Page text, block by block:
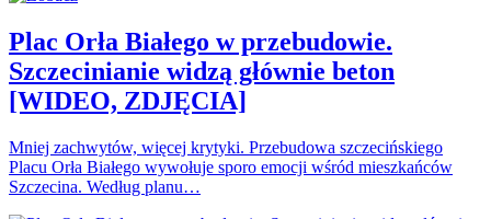
Plac Orła Białego w przebudowie.
Szczecinianie widzą głównie beton
[WIDEO, ZDJĘCIA]
Mniej zachwytów, więcej krytyki. Przebudowa szczecińskiego
Placu Orła Białego wywołuje sporo emocji wśród mieszkańców
Szczecina. Według planu…